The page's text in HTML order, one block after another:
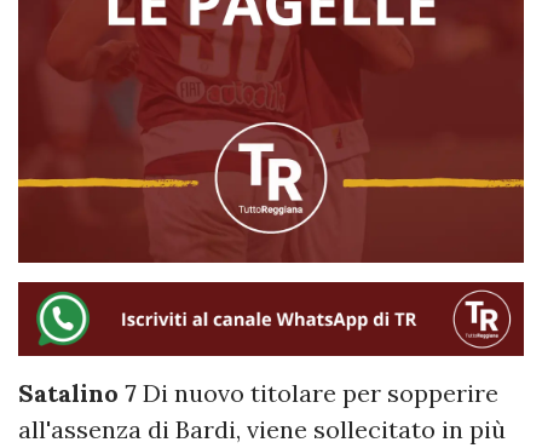
Satalino 7 Di nuovo titolare per sopperire
all'assenza di Bardi, viene sollecitato in più